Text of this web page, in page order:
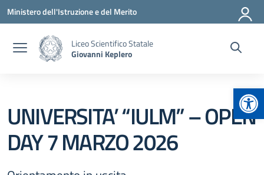
Vai ai contenuti
Vai al menu di navigazione
Vai al footer
Ministero dell'Istruzione e del Merito
Liceo Scientifico Statale
Giovanni Keplero
UNIVERSITA’ “IULM” – OPEN
DAY 7 MARZO 2026